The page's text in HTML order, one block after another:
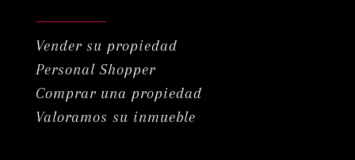
Vender su propiedad
Personal Shopper
Comprar una propiedad
Valoramos su inmueble